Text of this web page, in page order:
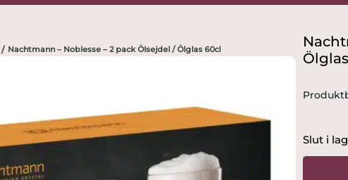
/ Nachtmann – Noblesse – 2 pack Ölsejdel / Ölglas 60cl
Slut i